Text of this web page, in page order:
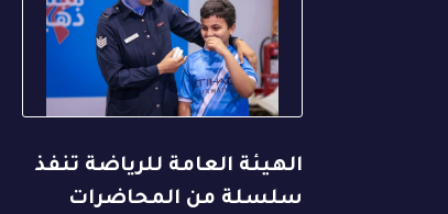
الهيئة العامة للرياضة تنفذ
سلسلة من المحاضرات